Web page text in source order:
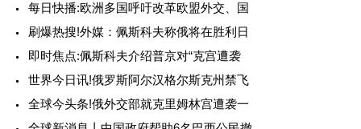
每日快播:欧洲多国呼吁改革欧盟外交、国
刷爆热搜!外媒：佩斯科夫称俄将在胜利日
即时焦点:佩斯科夫介绍普京对“克宫遭袭
世界今日讯!俄罗斯阿尔汉格尔斯克州禁飞
全球今头条!俄外交部就克里姆林宫遭袭一